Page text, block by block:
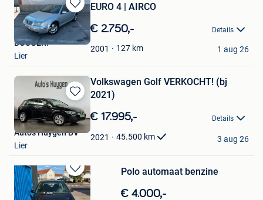
Bewaren
in
Mijn
Favorieten
EURO 4 | AIRCO
€ 2.750,- Details
2001 127 km
BOUGER!
Lier
1 aug 26
Bewaren
in
Mijn
Favorieten
Volkswagen Golf VERKOCHT! (bj
2021)
€ 17.995,- Details
2021 45.500 km
Auto's Huygen BV
Lier
3 aug 26
Bewaren
in
Polo automaat benzine
€ 4.000,-